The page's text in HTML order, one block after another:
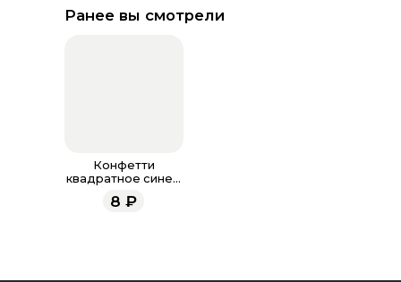
Ранее вы смотрели
Конфетти
квадратное синее
1 гр
8 ₽